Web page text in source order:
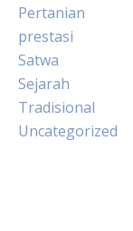
Pertanian
prestasi
Satwa
Sejarah
Tradisional
Uncategorized